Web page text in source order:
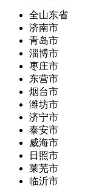
全山东省
济南市
青岛市
淄博市
枣庄市
东营市
烟台市
潍坊市
济宁市
泰安市
威海市
日照市
莱芜市
临沂市